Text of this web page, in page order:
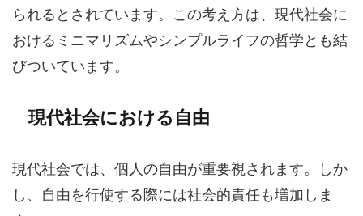
られるとされています。この考え方は、現代社会に
おけるミニマリズムやシンプルライフの哲学とも結
びついています。
現代社会における自由
現代社会では、個人の自由が重要視されます。しか
し、自由を行使する際には社会的責任も増加しま